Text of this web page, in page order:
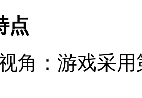
点
角：游戏采